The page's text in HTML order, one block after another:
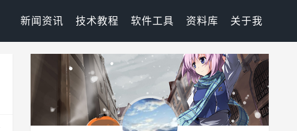
新闻资讯 技术教程 软件工具 资料库 关于我